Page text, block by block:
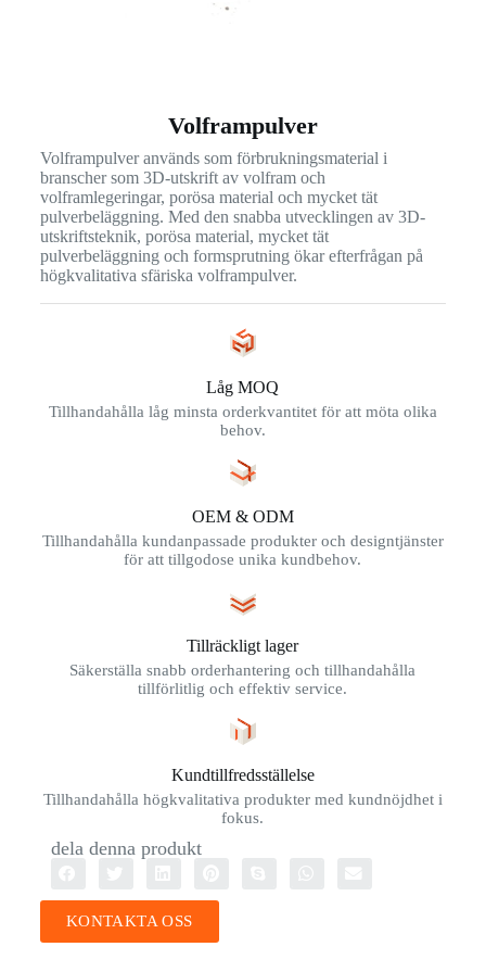
Volframpulver
Volframpulver används som förbrukningsmaterial i
branscher som 3D-utskrift av volfram och
volframlegeringar, porösa material och mycket tät
pulverbeläggning. Med den snabba utvecklingen av 3D-
utskriftsteknik, porösa material, mycket tät
pulverbeläggning och formsprutning ökar efterfrågan på
högkvalitativa sfäriska volframpulver.
Låg MOQ
Tillhandahålla låg minsta orderkvantitet för att möta olika
behov.
OEM & ODM
Tillhandahålla kundanpassade produkter och designtjänster
för att tillgodose unika kundbehov.
Tillräckligt lager
Säkerställa snabb orderhantering och tillhandahålla
tillförlitlig och effektiv service.
Kundtillfredsställelse
Tillhandahålla högkvalitativa produkter med kundnöjdhet i
fokus.
dela denna produkt
KONTAKTA OSS